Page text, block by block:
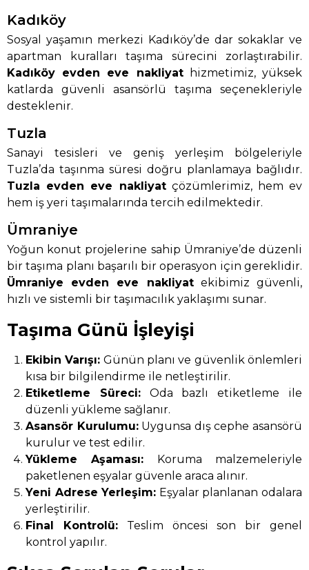
Kadıköy
Sosyal yaşamın merkezi Kadıköy’de dar sokaklar ve
apartman kuralları taşıma sürecini zorlaştırabilir.
Kadıköy evden eve nakliyathizmetimiz, yüksek
katlarda güvenli asansörlü taşıma seçenekleriyle
desteklenir.
Tuzla
Sanayi tesisleri ve geniş yerleşim bölgeleriyle
Tuzla’da taşınma süresi doğru planlamaya bağlıdır.
Tuzla evden eve nakliyatçözümlerimiz, hem ev
hem iş yeri taşımalarında tercih edilmektedir.
Ümraniye
Yoğun konut projelerine sahip Ümraniye’de düzenli
bir taşıma planı başarılı bir operasyon için gereklidir.
Ümraniye evden eve nakliyatekibimiz güvenli,
hızlı ve sistemli bir taşımacılık yaklaşımı sunar.
Taşıma Günü İşleyişi
Ekibin Varışı: Günün planı ve güvenlik önlemleri
kısa bir bilgilendirme ile netleştirilir.
Etiketleme Süreci:Oda bazlı etiketleme ile
düzenli yükleme sağlanır.
Asansör Kurulumu:Uygunsa dış cephe asansörü
kurulur ve test edilir.
Yükleme Aşaması: Koruma malzemeleriyle
paketlenen eşyalar güvenle araca alınır.
Yeni Adrese Yerleşim: Eşyalar planlanan odalara
yerleştirilir.
Final Kontrolü: Teslim öncesi son bir genel
kontrol yapılır.